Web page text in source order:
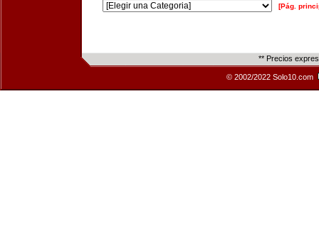
[Pág.
** Precios
© 2002/2022 Solo10.com